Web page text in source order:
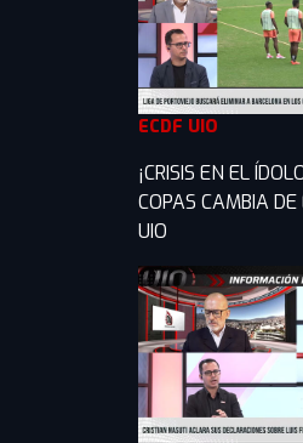
ECDF UIO
¡CRISIS EN EL
COPAS CAMBIA
UIO